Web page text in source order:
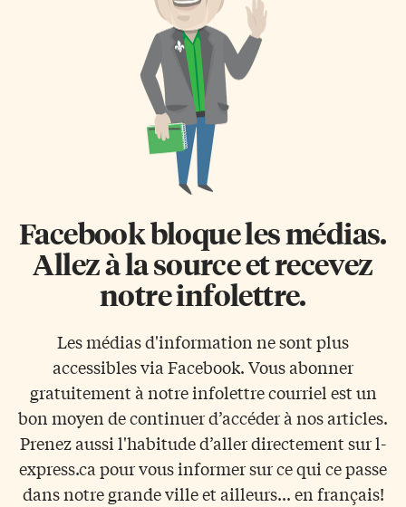
Facebook bloque les médias.
Allez à la source et recevez
notre infolettre.
Les médias d'information ne sont plus
accessibles via Facebook. Vous abonner
gratuitement à notre infolettre courriel est un
bon moyen de continuer d’accéder à nos articles.
Prenez aussi l'habitude d’aller directement sur l-
express.ca pour vous informer sur ce qui ce passe
dans notre grande ville et ailleurs... en français!